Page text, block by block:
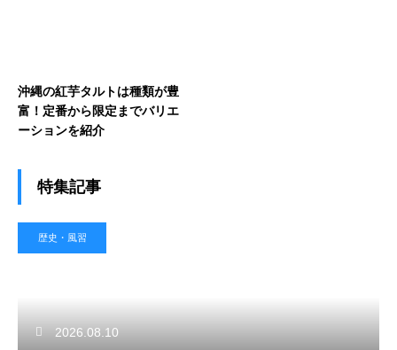
沖縄の紅芋タルトは種類が豊
富！定番から限定までバリエ
ーションを紹介
特集記事
歴史・風習
2026.08.10